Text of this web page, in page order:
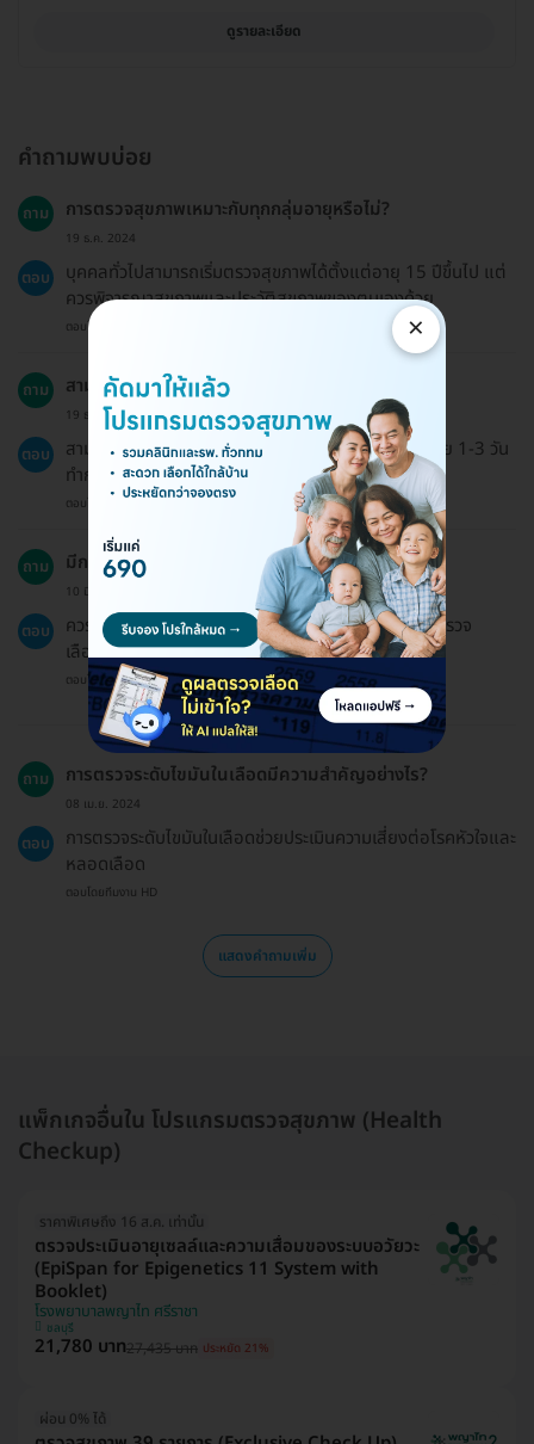
ดูรายละเอียด
คำถามพบบ่อย
ถาม การตรวจสุขภาพเหมาะกับทุกกลุ่มอายุหรือไม่?
19 ธ.ค. 2024
ตอบ
บุคคลทั่วไปสามารถเริ่มตรวจสุขภาพได้ตั้งแต่อายุ 15 ปีขึ้นไป แต่
ควรพิจารณาสุขภาพและประวัติสุขภาพของตนเองด้วย
ตอบโดยทีมงาน HD
ถาม สามารถเลื่อนนัดได้ไหม?
19 ธ.ค. 2024
ตอบ
สามารถเลื่อนนัดได้โดยแจ้งล่วงหน้าก่อนวันนัดอย่างน้อย 1-3 วัน
ทำการ
ตอบโดยทีมงาน HD
ถาม มีการเตรียมตัวอย่างไรสำหรับการตรวจเลือด?
10 มี.ค. 2024
ตอบ
ควรงดน้ำและอาหารอย่างน้อย 10-12 ชั่วโมงก่อนการตรวจ
เลือด
ตอบโดยทีมงาน HD
ถาม การตรวจระดับไขมันในเลือดมีความสำคัญอย่างไร?
08 เม.ย. 2024
ตอบ
การตรวจระดับไขมันในเลือดช่วยประเมินความเสี่ยงต่อโรคหัวใจและ
หลอดเลือด
ตอบโดยทีมงาน HD
แสดงคำถามเพิ่ม
แพ็กเกจอื่นใน โปรแกรมตรวจสุขภาพ (Health
Checkup)
ราคาพิเศษถึง 16 ส.ค. เท่านั้น
ตรวจประเมินอายุเซลล์และความเสื่อมของระบบอวัยวะ
(EpiSpan for Epigenetics 11 System with
Booklet)
โรงพยาบาลพญาไท ศรีราชา
ชลบุรี
21,780 บาท27,435 บาท ประหยัด 21%
ผ่อน 0% ได้
×